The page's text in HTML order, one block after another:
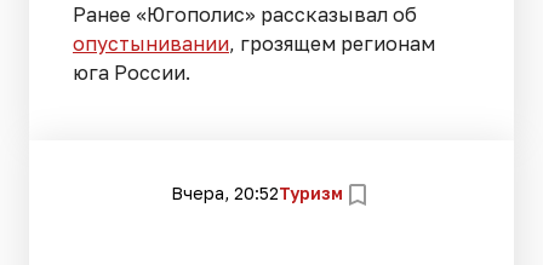
Ранее «Югополис» рассказывал об
опустынивании, грозящем регионам
юга России.
Вчера, 20:52Туризм